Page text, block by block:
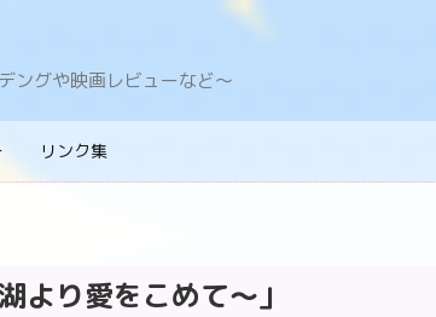
グや映画レビューなど〜
リンク集
より愛をこめて～」